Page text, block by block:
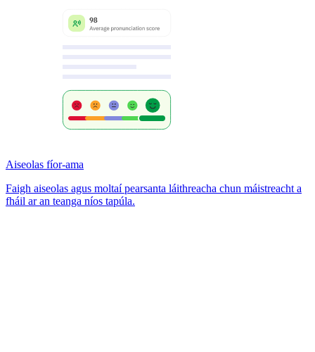
Aiseolas fíor-ama
Faigh aiseolas agus moltaí pearsanta láithreacha chun máistreacht a
fháil ar an teanga níos tapúla.